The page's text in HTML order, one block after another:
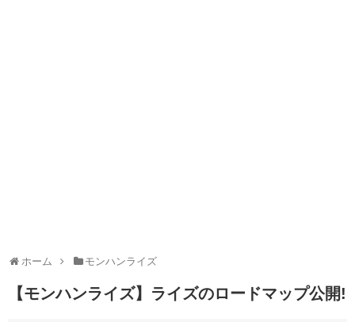
ホーム モンハンライズ
【モンハンライズ】ライズのロードマップ公開!